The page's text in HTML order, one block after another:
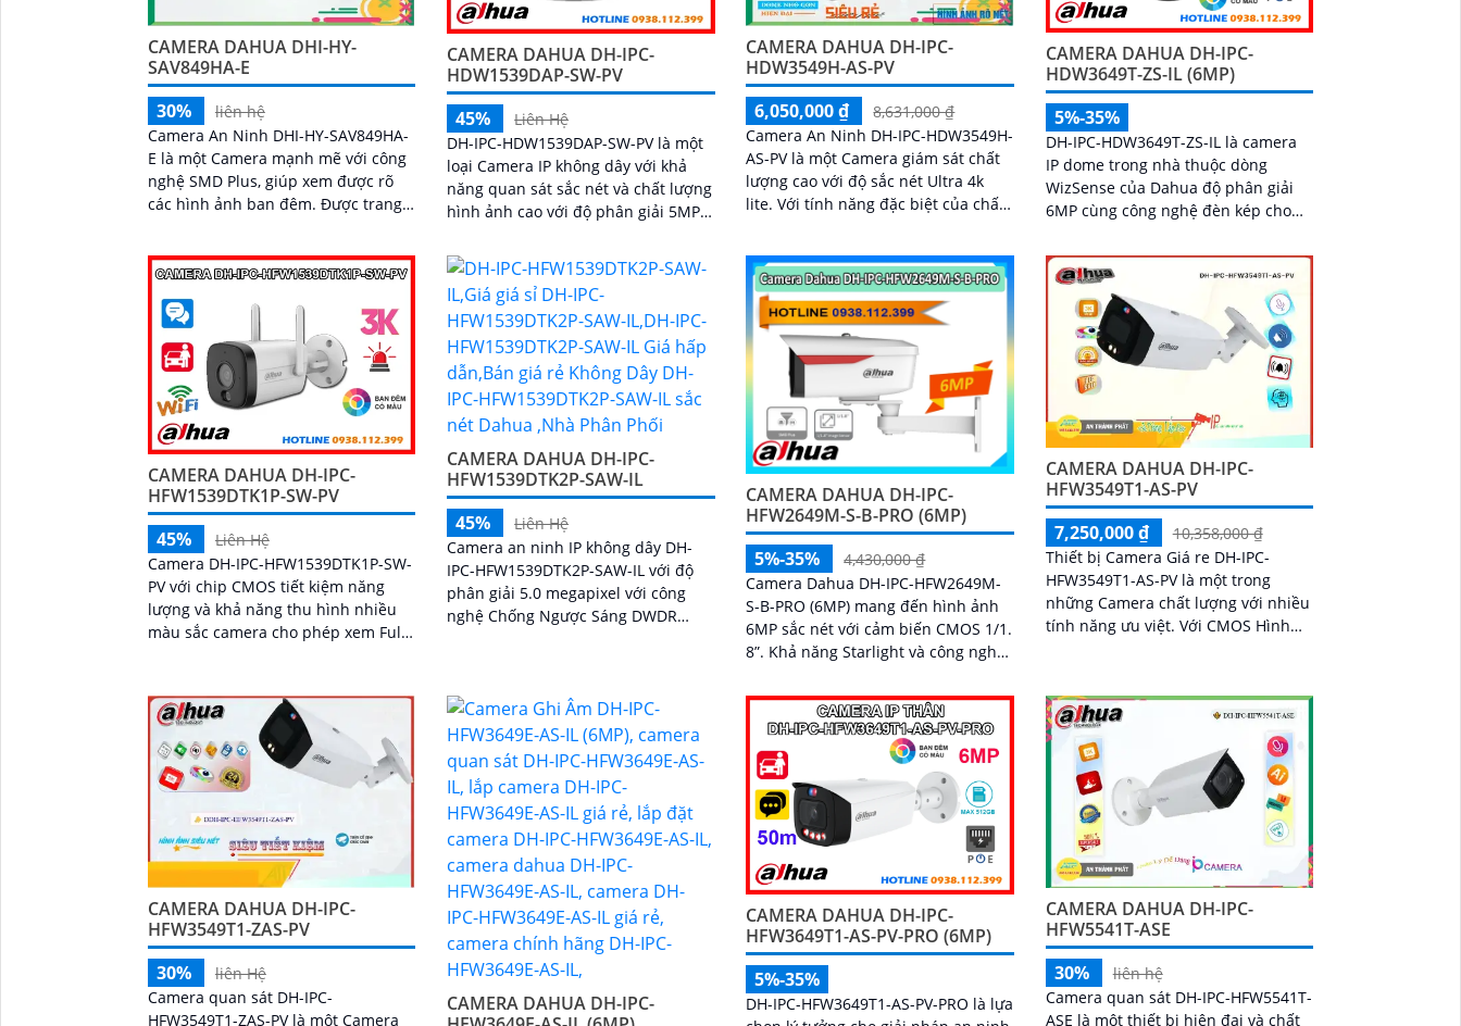
CAMERA DAHUA DHI-HY-
SAV849HA-E
30%
liên hệ
Camera An Ninh DHI-HY-SAV849HA-
E là một Camera mạnh mẽ với công
nghệ SMD Plus, giúp xem được rõ
các hình ảnh ban đêm. Được trang
CAMERA DAHUA DH-IPC-
HDW1539DAP-SW-PV
45%
Liên Hệ
DH-IPC-HDW1539DAP-SW-PV là một
loại Camera IP không dây với khả
năng quan sát sắc nét và chất lượng
hình ảnh cao với độ phân giải 5MP
thiết kế để đem lại trải nghiệm giám
sát an toàn và hiệu quả cảnh báo
chủ động khi có phát hiện con người
phát hiện phương tiện
CAMERA DAHUA DH-IPC-
HDW3549H-AS-PV
6,050,000 ₫
8,631,000 ₫
Camera An Ninh DH-IPC-HDW3549H-
AS-PV là một Camera giám sát chất
lượng cao với độ sắc nét Ultra 4k
lite. Với tính năng đặc biệt của chất
CAMERA DAHUA DH-IPC-
HDW3649T-ZS-IL (6MP)
5%-35%
DH-IPC-HDW3649T-ZS-IL là camera
IP dome trong nhà thuộc dòng
WizSense của Dahua độ phân giải
6MP cùng công nghệ đèn kép cho
đêm tối đến 40m và hồng ngoại xa
50m. Camera tích hợp micro ghi âm,
khe cắm thẻ nhớ lên đến 512GB và
khả năng phát hiện chính xác người
và phương tiện, nâng cao hiệu quả
giám sát an ninh hỗ trợ PoE và giá
rẻ hiệu quả
CAMERA DAHUA DH-IPC-
HFW1539DTK1P-SW-PV
45%
Liên Hệ
Camera DH-IPC-HFW1539DTK1P-SW-
PV với chip CMOS tiết kiệm năng
lượng và khả năng thu hình nhiều
màu sắc camera cho phép xem Full
và loa đàm thoại 2 chiều
CAMERA DAHUA DH-IPC-
HFW1539DTK2P-SAW-IL
45%
Liên Hệ
Camera an ninh IP không dây DH-
IPC-HFW1539DTK2P-SAW-IL với độ
phân giải 5.0 megapixel với công
nghệ Chống Ngược Sáng DWDR
ảnh siêu nét
CAMERA DAHUA DH-IPC-
HFW2649M-S-B-PRO (6MP)
5%-35%
4,430,000 ₫
Camera Dahua DH-IPC-HFW2649M-
S-B-PRO (6MP) mang đến hình ảnh
6MP sắc nét với cảm biến CMOS 1/1.
8”. Khả năng Starlight và công nghệ
cả ngày lẫn đêm
CAMERA DAHUA DH-IPC-
HFW3549T1-AS-PV
7,250,000 ₫
10,358,000 ₫
Thiết bị Camera Giá re DH-IPC-
HFW3549T1-AS-PV là một trong
những Camera chất lượng với nhiều
tính năng ưu việt. Với CMOS Hình
giống như ban ngày
CAMERA DAHUA DH-IPC-
HFW3549T1-ZAS-PV
30%
liên Hệ
Camera quan sát DH-IPC-
HFW3549T1-ZAS-PV là một Camera
CAMERA DAHUA DH-IPC-
CAMERA DAHUA DH-IPC-
HFW3649T1-AS-PV-PRO (6MP)
5%-35%
DH-IPC-HFW3649T1-AS-PV-PRO là lựa
CAMERA DAHUA DH-IPC-
HFW5541T-ASE
30%
liên hệ
Camera quan sát DH-IPC-HFW5541T-
ASE là một thiết bị hiện đại và chất